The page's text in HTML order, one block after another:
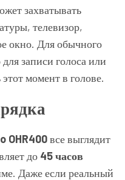
захватывать
телевизор,
окно. Для обычного
записи голоса или
момент в голове.
OHR400все выглядит
до 45 часов
Даже если реальный